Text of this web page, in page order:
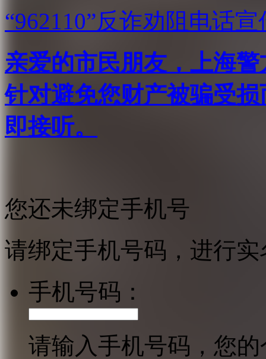
“962110”反诈劝阻电话宣
亲爱的市民朋友，上海
针对避免您财产被骗受
即接听。
您还未绑定手机号
请绑定手机号码，进行
手机号码：
请输入手机号码，您